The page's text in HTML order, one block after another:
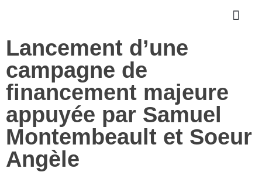
Lancement d’une
campagne de
financement majeure
appuyée par Samuel
Montembeault et Soeur
Angèle